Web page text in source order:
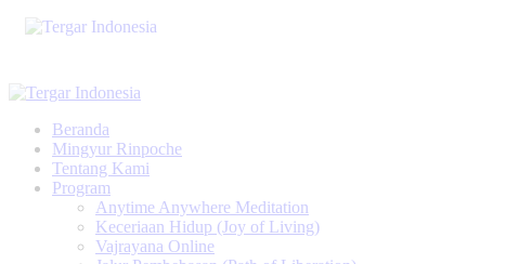
Beranda
Mingyur Rinpoche
Tentang Kami
Program
Anytime Anywhere Meditation
Keceriaan Hidup (Joy of Living)
Vajrayana Online